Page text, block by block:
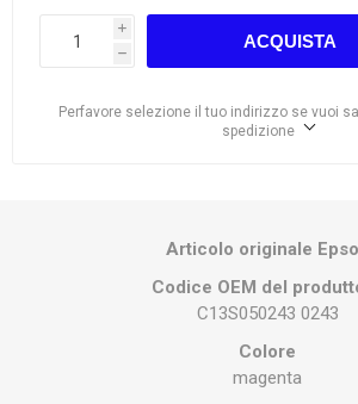
i
h
ACQUISTA
Perfavore selezione il tuo indirizzo se vuoi
spedizione
Articolo originale
Codice OEM del
C13S050243 0243
Colore
magenta